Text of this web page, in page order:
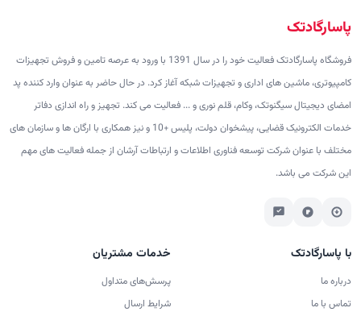
پاسارگادتک
فروشگاه پاسارگادتک فعالیت خود را در سال 1391 با ورود به عرصه تامین و فروش تجهیزات
کامپیوتری، ماشین های اداری و تجهیزات شبکه آغاز کرد. در حال حاضر به عنوان وارد کننده پد
امضای دیجیتال سیگنوتک، وکام، قلم نوری و ... فعالیت می کند. تجهیز و راه اندازی دفاتر
خدمات الکترونیک قضایی، پیشخوان دولت، پلیس +10 و نیز همکاری با ارگان ها و سازمان های
مختلف با عنوان شرکت توسعه فناوری اطلاعات و ارتباطات آرشان از جمله فعالیت های مهم
این شرکت می باشد.
با پاسارگادتک
درباره ما
تماس با ما
خدمات مشتریان
پرسش‌های متداول
شرایط ارسال